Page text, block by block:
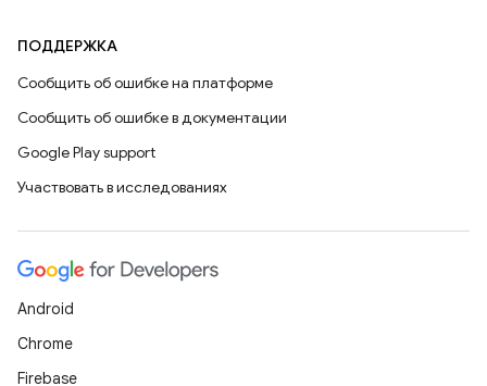
ПОДДЕРЖКА
Сообщить об ошибке на платформе
Сообщить об ошибке в документации
Google Play support
Участвовать в исследованиях
Android
Chrome
Firebase